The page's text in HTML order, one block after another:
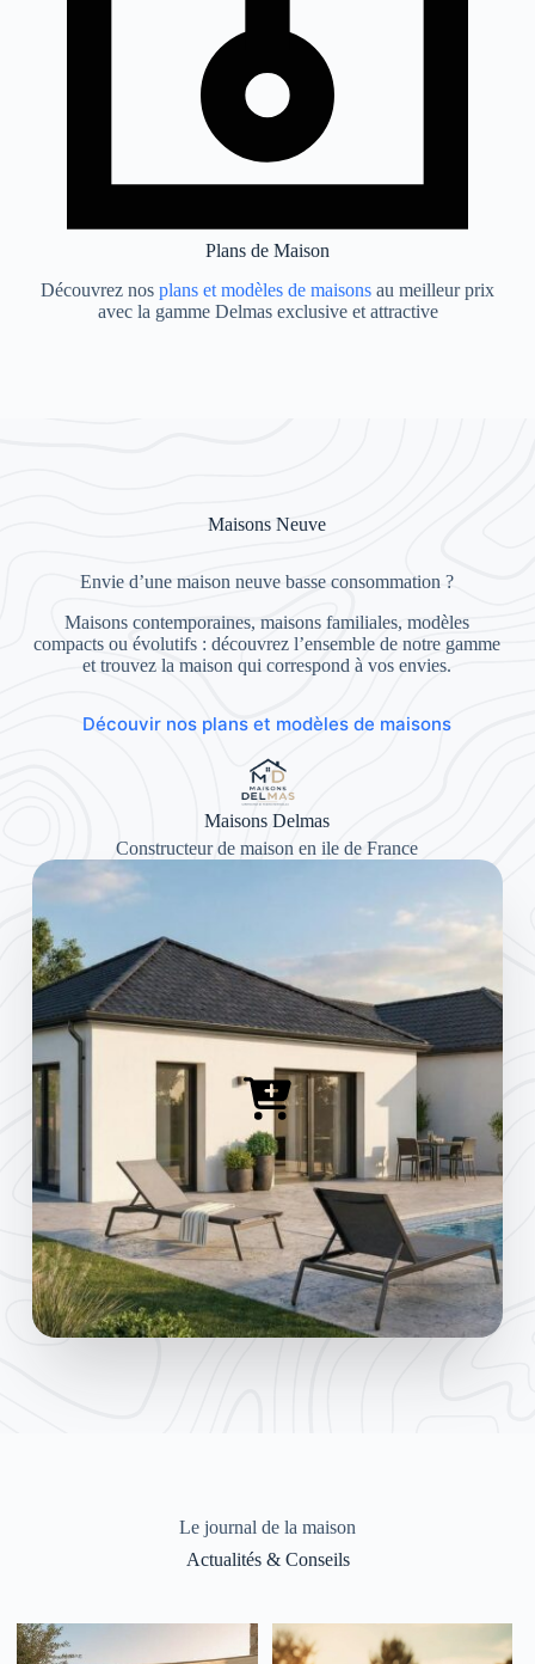
Plans de Maison
Découvrez nos plans et modèles de maisons au meilleur prix
avec la gamme Delmas exclusive et attractive
Maisons Neuve
Envie d’une maison neuve basse consommation ?
Maisons contemporaines, maisons familiales, modèles
compacts ou évolutifs : découvrez l’ensemble de notre gamme
et trouvez la maison qui correspond à vos envies.
Découvir nos plans et modèles de maisons
Maisons Delmas
Constructeur de maison en ile de France
Le journal de la maison
Actualités & Conseils